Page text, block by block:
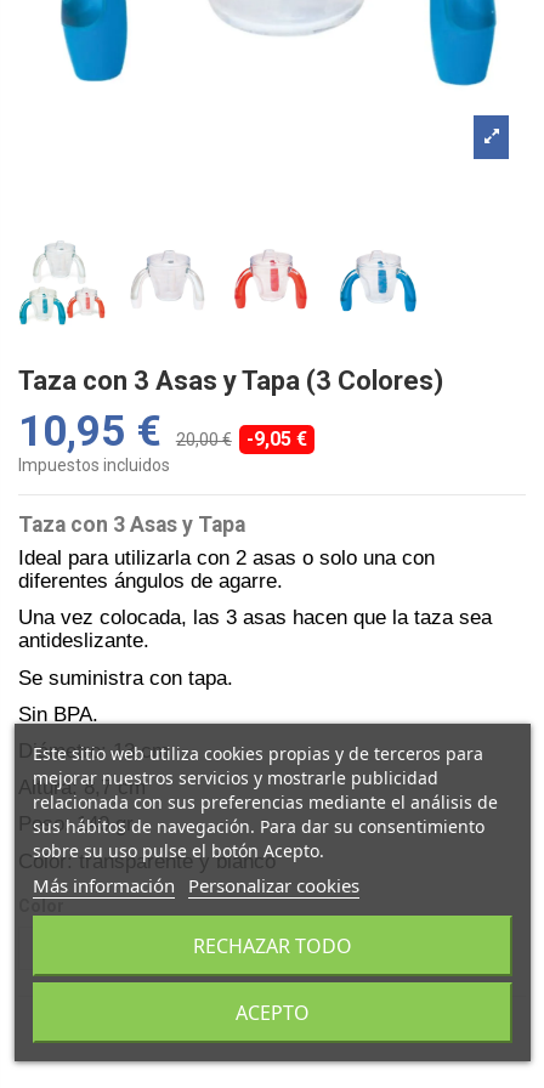
Taza con 3 Asas y Tapa (3 Colores)
10,95 € 20,00 € -9,05 €
Impuestos incluidos
Taza con 3 Asas y Tapa
Ideal para utilizarla con 2 asas o solo una con
diferentes ángulos de agarre.
Una vez colocada, las 3 asas hacen que la taza sea
antideslizante.
Se suministra con tapa.
Sin BPA.
Diámetro: 13 cm
Altura: 8,7 cm
Peso: 140 gr
Color: transparente y blanco
Este sitio web utiliza cookies propias y de terceros para
mejorar nuestros servicios y mostrarle publicidad
relacionada con sus preferencias mediante el análisis de
sus hábitos de navegación. Para dar su consentimiento
sobre su uso pulse el botón Acepto.
Más información Personalizar cookies
RECHAZAR TODO
ACEPTO